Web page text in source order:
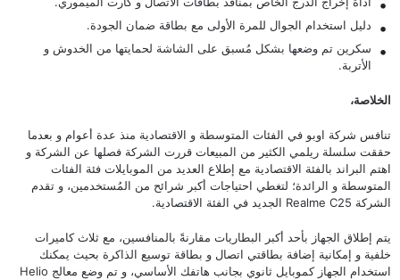
دليل استخدام الجوال للمرة الأولى مع بطاقة ضمان الجودة.
سكرين تم وضعها بشكل مُسبق على الشاشة لحمايتها من الخدوش و
الأتربة.
الخلاصة،
تنافس شركة اوبو في الفئات المتوسطة و الاقتصادية منذ عدة أعوام و بعدما
حققت سلسلة ريلمي الكثير من المبيعات قررت الشركة فصلها عن الشركة و
اهتم البراند بالفئة الاقتصادية مع إطلاع العديد من الموبايلات فئة الفئات
المتوسطة و الرائدة؛ لتغطي احتياجات أكبر شرائح من المُستخدمين، و تقدم
الشركة Realme C25 الجديد في الفئة الاقتصادية.
يتم إطلاق الجهاز بأحد أكبر البطاريات مقارنةً بالمنافسين، مع ثلاث كاميرات
خلفية و إمكانية إضافة بطاقتي اتصال و بطاقة توسيع الذاكرة بحيث يمكنك
استخدام الجهاز كموبايل ثانوي بجانب هاتفك الأساسي، و تم وضع معالج Helio